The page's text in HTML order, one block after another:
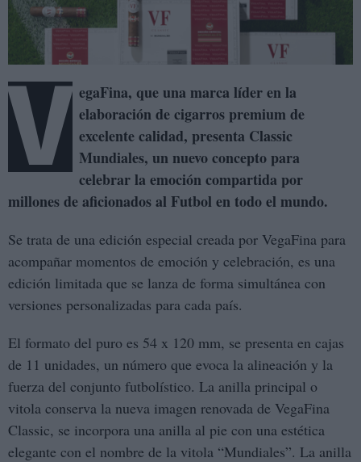
V egaFina, que una marca líder en la
elaboración de cigarros premium de
excelente calidad, presenta Classic
Mundiales, un nuevo concepto para
celebrar la emoción compartida por
millones de aficionados al Futbol en todo el mundo.
Se trata de una edición especial creada por VegaFina para
acompañar momentos de emoción y celebración, es una
edición limitada que se lanza de forma simultánea con
versiones personalizadas para cada país.
El formato del puro es 54 x 120 mm, se presenta en cajas
de 11 unidades, un número que evoca la alineación y la
fuerza del conjunto futbolístico. La anilla principal o
vitola conserva la nueva imagen renovada de VegaFina
Classic, se incorpora una anilla al pie con una estética
elegante con el nombre de la vitola “Mundiales”. La anilla